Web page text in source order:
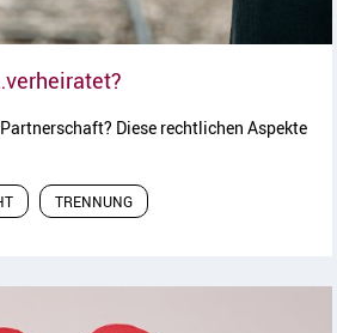
Diese rechtlichen Aspekte
TRENNUNG